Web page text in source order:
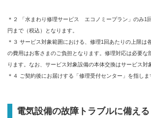
＊２ 「水まわり修理サービス エコノミープラン」のみ1
円まで（税込）となります。
＊３ サービス対象範囲における、修理1回あたりの上限は
の費用はお客さまのご負担となります。修理対応は必要な
ります。なお、サービス対象設備の本体交換はサービス対
＊４ ご契約後にお届けする「修理受付センター」を指しま
電気設備の故障トラブルに備え